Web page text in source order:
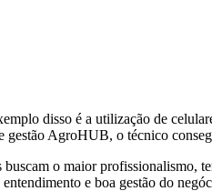
disso é a utilização de
gestão AgroHUB, o técnico
o maior profissionalismo,
e boa gestão do